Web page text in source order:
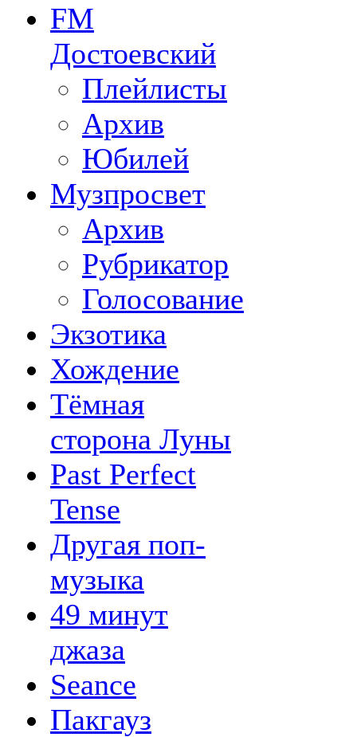
FM
Достоевский
Плейлисты
Архив
Юбилей
Музпросвет
Архив
Рубрикатор
Голосование
Экзотика
Хождение
Тёмная
сторона Луны
Past Perfect
Tense
Другая поп-
музыка
49 минут
джаза
Seance
Пакгауз